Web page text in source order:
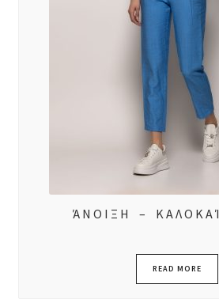
ΆΝΟΙΞΗ –
READ MORE